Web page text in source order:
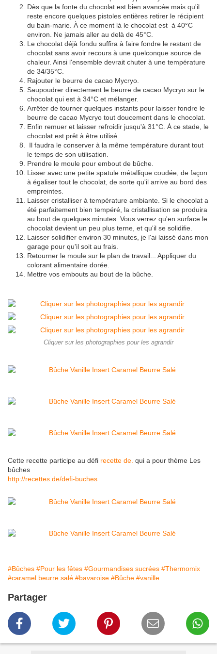
Dès que la fonte du chocolat est bien avancée mais qu'il
reste encore quelques pistoles entières retirer le récipient
du bain-marie . À ce moment là le chocolat est à 40°C
environ. Ne jamais aller au delà de 45°C.
Le chocolat déjà fondu suffira à faire fondre le restant de
chocolat sans avoir recours à une quelconque source de
chaleur. Ainsi l'ensemble devrait chuter à une température
de 34/35°C.
Rajouter le beurre de cacao Mycryo.
Saupoudrer directement le beurre de cacao Mycryo sur le
chocolat qui est à 34°C et mélanger.
Arrêter de tourner quelques instants pour laisser fondre le
beurre de cacao Mycryo tout doucement dans le chocolat.
Enfin remuer et laisser refroidir jusqu'à 31°C. À ce stade, le
chocolat est prêt à être utilisé.
Il faudra le conserver à la même température durant tout
le temps de son utilisation.
Prendre le moule pour embout de bûche
Lisser avec une petite spatule métallique coudée, de façon
à égaliser tout le chocolat, de sorte qu'il arrive au bord des
empreintes.
Laisser cristalliser à température ambiante. Si le chocolat a
été parfaitement bien tempéré, la cristallisation se produira
au bout de quelques minutes. Vous verrez qu'en surface le
chocolat devient un peu plus terne, et qu'il se solidifie.
Laisser solidifier environ 30 minutes, je l'ai laissé dans mon
garage pour qu'il soit au frais.
Retourner le moule sur le plan de travail...
Appliquer du
colorant alimentaire dorée.
Mettre vos embouts au bout de la bûche.
Cliquer sur les photographies pour les agrandir
Cette recette participe au défi recette de. qui a pour thème Les
bûches
http://recettes.de/defi-buches
#Bûches #Pour les fêtes #Gourmandises sucrées #Thermomix
#caramel beurre salé #bavaroise #Bûche #vanille
Partager